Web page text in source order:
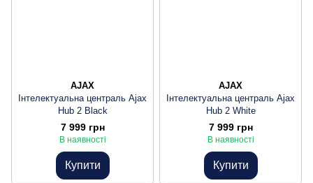
AJAX
Інтелектуальна централь Ajax
Hub 2 Black
7 999 грн
В наявності
Купити
AJAX
Інтелектуальна централь Ajax
Hub 2 White
7 999 грн
В наявності
Купити